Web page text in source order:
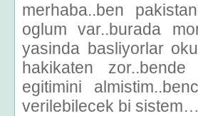
merhaba..ben
oglum var..burada
yasinda basliyorlar
hakikaten
egitimini
verilebilecek bi sistem…